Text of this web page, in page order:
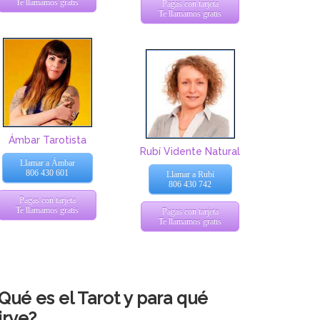
Te llamamos gratis
Ámbar Tarotista
Llamar a Ámbar
806 430 601
Pagas con tarjeta
Te llamamos gratis
Pagas con tarjeta
Te llamamos gratis
Rubí Vidente Natural
Llamar a Rubí
806 430 742
Pagas con tarjeta
Te llamamos gratis
es el Tarot y para qué